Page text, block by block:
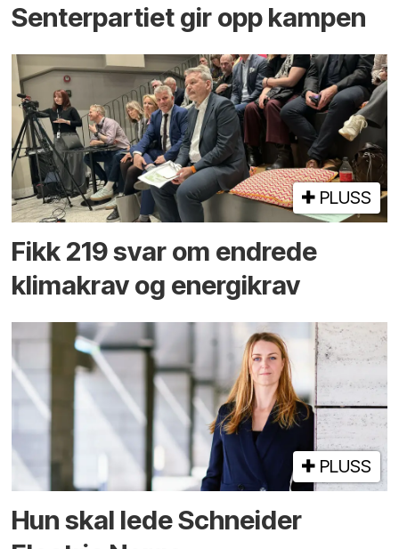
Senterpartiet gir opp kampen
PLUSS
Fikk 219 svar om endrede
klimakrav og energikrav
PLUSS
Hun skal lede Schneider